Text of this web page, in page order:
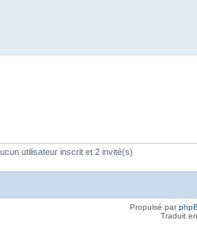
utilisateur inscrit et 2 invité(s)
Propulsé par
Traduit